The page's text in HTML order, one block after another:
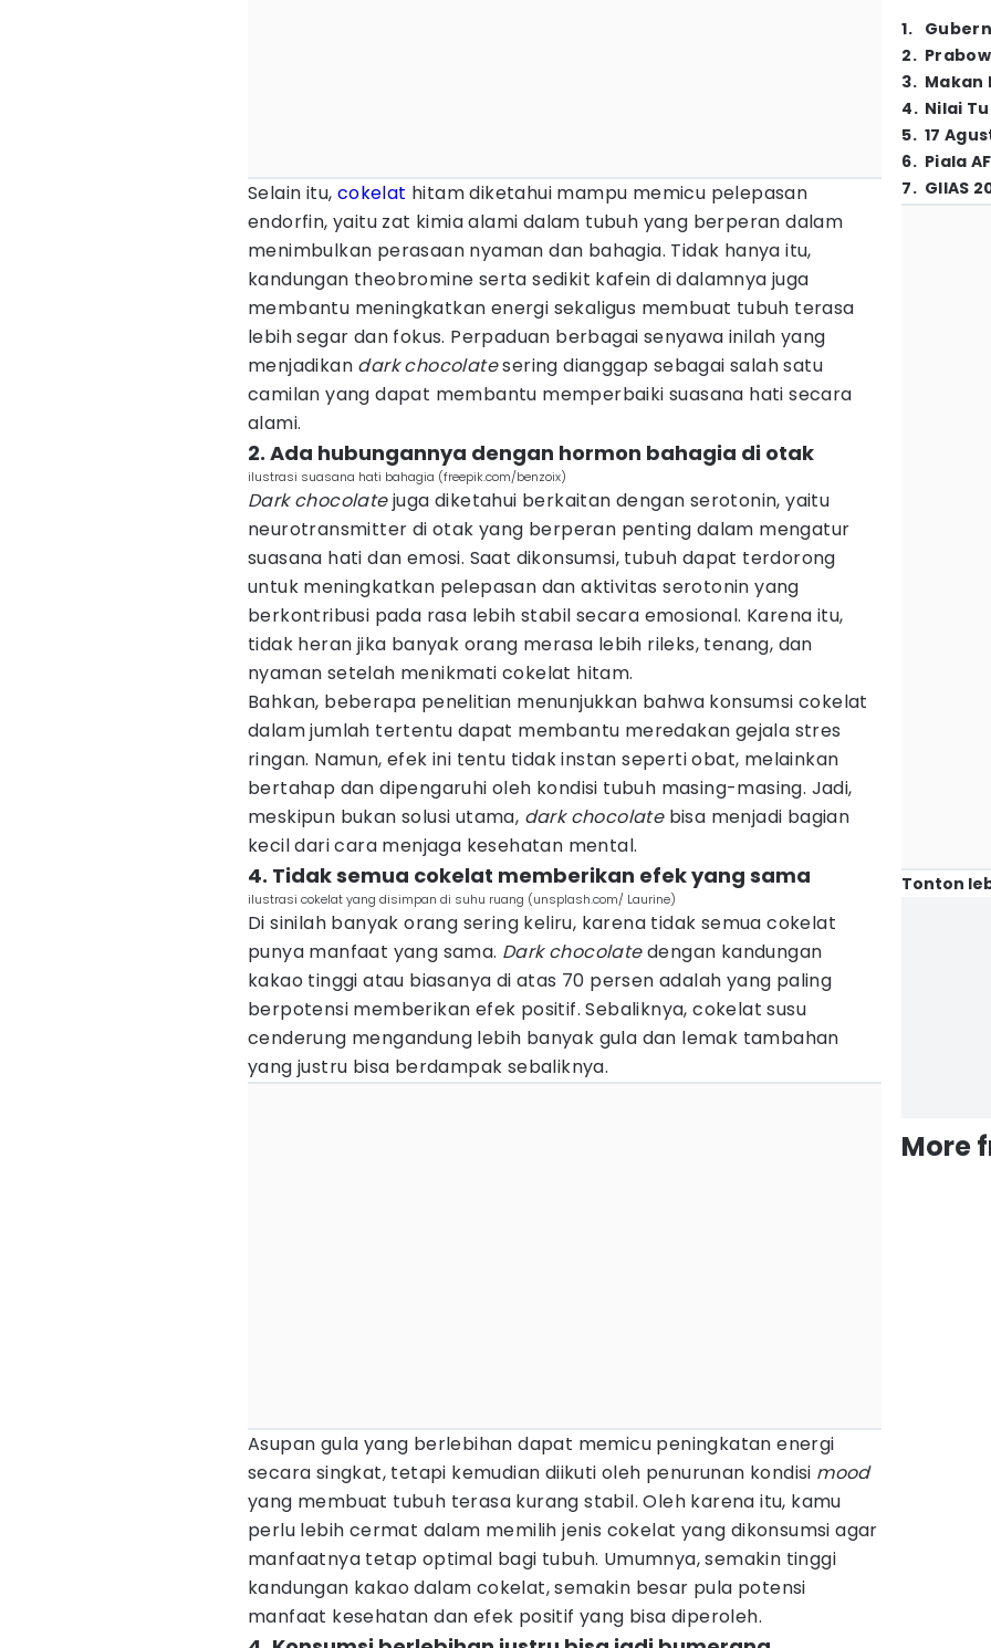
Selain itu, cokelat hitam diketahui mampu memicu pelepasan
endorfin, yaitu zat kimia alami dalam tubuh yang berperan dalam
menimbulkan perasaan nyaman dan bahagia. Tidak hanya itu,
kandungan theobromine serta sedikit kafein di dalamnya juga
membantu meningkatkan energi sekaligus membuat tubuh terasa
lebih segar dan fokus. Perpaduan berbagai senyawa inilah yang
menjadikan dark chocolatesering dianggap sebagai salah satu
camilan yang dapat membantu memperbaiki suasana hati secara
alami.
2. Ada hubungannya dengan hormon bahagia di otak
ilustrasi suasana hati bahagia (freepik.com/benzoix)
Dark chocolatejuga diketahui berkaitan dengan serotonin, yaitu
neurotransmitter di otak yang berperan penting dalam mengatur
suasana hati dan emosi. Saat dikonsumsi, tubuh dapat terdorong
untuk meningkatkan pelepasan dan aktivitas serotonin yang
berkontribusi pada rasa lebih stabil secara emosional. Karena itu,
tidak heran jika banyak orang merasa lebih rileks, tenang, dan
nyaman setelah menikmati cokelat hitam.
Bahkan, beberapa penelitian menunjukkan bahwa konsumsi cokelat
dalam jumlah tertentu dapat membantu meredakan gejala stres
ringan. Namun, efek ini tentu tidak instan seperti obat, melainkan
bertahap dan dipengaruhi oleh kondisi tubuh masing-masing. Jadi,
meskipun bukan solusi utama, dark chocolatebisa menjadi bagian
kecil dari cara menjaga kesehatan mental.
4. Tidak semua cokelat memberikan efek yang sama
ilustrasi cokelat yang disimpan di suhu ruang (unsplash.com/ Laurine)
Di sinilah banyak orang sering keliru, karena tidak semua cokelat
punya manfaat yang sama. Dark chocolatedengan kandungan
kakao tinggi atau biasanya di atas 70 persen adalah yang paling
berpotensi memberikan efek positif. Sebaliknya, cokelat susu
cenderung mengandung lebih banyak gula dan lemak tambahan
yang justru bisa berdampak sebaliknya.
Asupan gula yang berlebihan dapat memicu peningkatan energi
secara singkat, tetapi kemudian diikuti oleh penurunan kondisi mood
yang membuat tubuh terasa kurang stabil. Oleh karena itu, kamu
perlu lebih cermat dalam memilih jenis cokelat yang dikonsumsi agar
manfaatnya tetap optimal bagi tubuh. Umumnya, semakin tinggi
kandungan kakao dalam cokelat, semakin besar pula potensi
manfaat kesehatan dan efek positif yang bisa diperoleh.
1.
2.
3. Makan
4. Nilai
5. 17
6. Piala
7. GIIAS
Tonton
More